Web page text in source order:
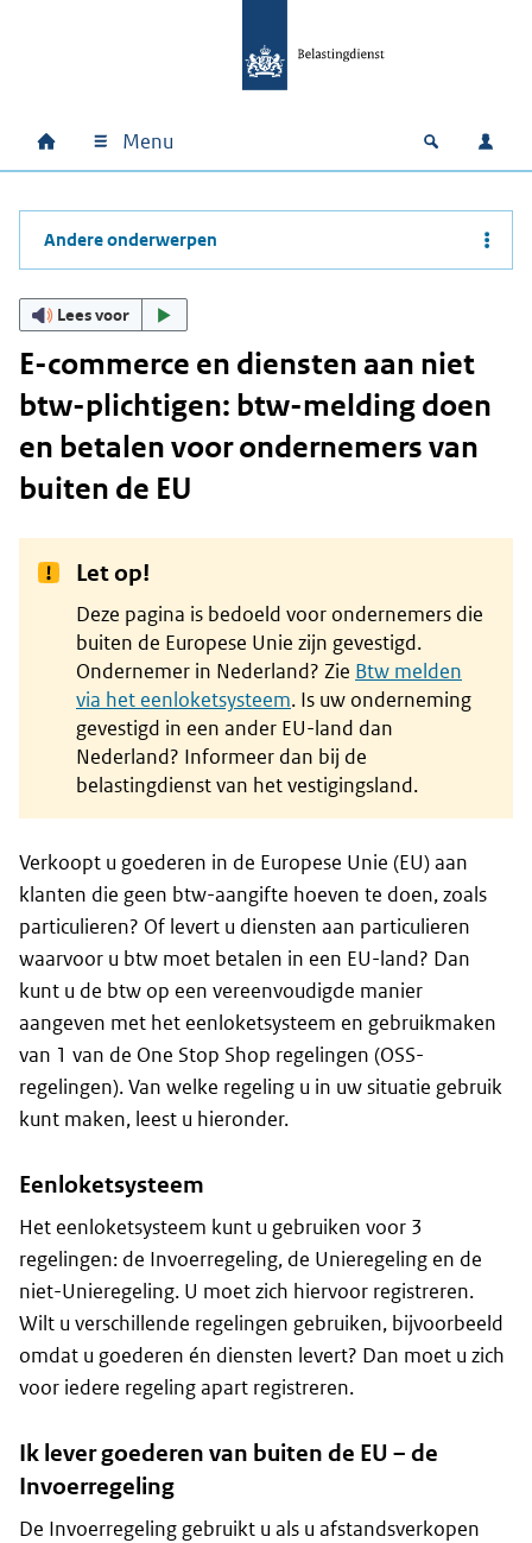
Hoofdnavigatie
Home Menu Open
Andere onderwerpen
Lees voor
E-commerce en diensten aan niet
btw-plichtigen: btw-melding doen
en betalen voor ondernemers van
buiten de EU
Let op!
Deze pagina is bedoeld voor ondernemers die
buiten de Europese Unie zijn gevestigd.
Ondernemer in Nederland? Zie Btw melden
via het eenloketsysteem. Is uw onderneming
gevestigd in een ander EU-land dan
Nederland? Informeer dan bij de
belastingdienst van het vestigingsland.
Verkoopt u goederen in de Europese Unie (EU) aan
klanten die geen btw-aangifte hoeven te doen, zoals
particulieren? Of levert u diensten aan particulieren
waarvoor u btw moet betalen in een EU-land? Dan
kunt u de btw op een vereenvoudigde manier
aangeven met het eenloketsysteem en gebruikmaken
van 1 van de One Stop Shop regelingen (OSS-
regelingen). Van welke regeling u in uw situatie gebruik
kunt maken, leest u hieronder.
Eenloketsysteem
Het eenloketsysteem kunt u gebruiken voor 3
regelingen: de Invoerregeling, de Unieregeling en de
niet-Unieregeling. U moet zich hiervoor registreren.
Wilt u verschillende regelingen gebruiken, bijvoorbeeld
omdat u goederen én diensten levert? Dan moet u zich
voor iedere regeling apart registreren.
Ik lever goederen van buiten de EU – de
Invoerregeling
De Invoerregeling gebruikt u als u afstandsverkopen